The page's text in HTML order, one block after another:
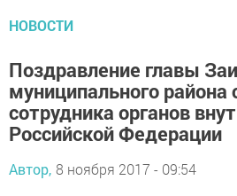
НОВОСТИ
Поздравление главы
муниципального района
сотрудника органов
Российской Федерации
Автор, 8 ноября 2017 - 09:54